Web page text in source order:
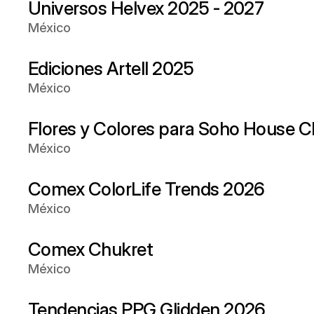
Universos Helvex 2025 - 2027
México
Ediciones Artell 2025
México
Flores y Colores para Soho House
México
Comex ColorLife Trends 2026
México
Comex Chukret
México
Tendencias PPG Glidden 2026